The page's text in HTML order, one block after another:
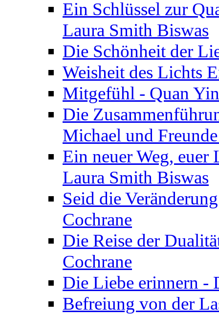
Ein Schlüssel zur
Laura Smith Biswas
Die Schönheit der
Weisheit des Lichts
Mitgefühl - Quan
Die
Michael und
Ein neuer Weg, euer
Laura Smith Biswas
Seid die
Cochrane
Die Reise der
Cochrane
Die Liebe erinnern -
Befreiung von der